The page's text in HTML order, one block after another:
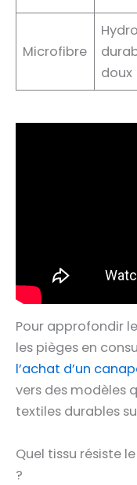
Microfibre
doux
Pour approfondir
les pièges en
l’achat d’un
vers des modèles
textiles durables
Quel tissu résiste
?